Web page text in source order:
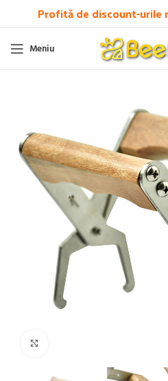
Profită de discount-
Meniu